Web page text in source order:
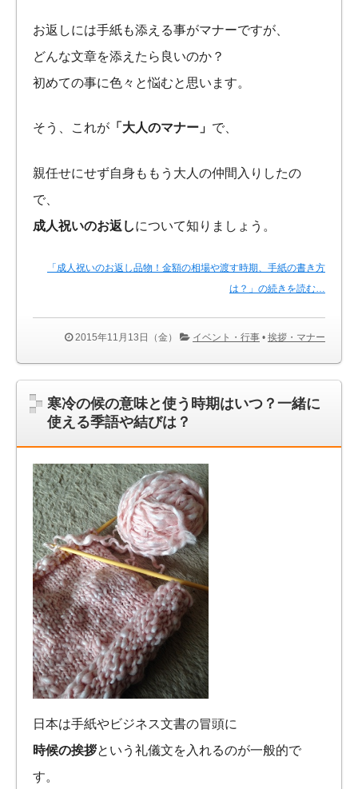
お返しには手紙も添える事がマナーですが、
どんな文章を添えたら良いのか？
初めての事に色々と悩むと思います。
そう、これが 「大人のマナー」 で、
親任せにせず自身ももう大人の仲間入りしたの
で、
成人祝いのお返しについて知りましょう。
「成人祝いのお返し品物！金額の相場や渡す時期、手紙の書き方
は？」の続きを読む…
2015年11月13日（金） イベント・行事 • 挨拶・マナー
寒冷の候の意味と使う時期はいつ？一緒に
使える季語や結びは？
日本は手紙やビジネス文書の冒頭に
時候の挨拶という礼儀文を入れるのが一般的で
す。